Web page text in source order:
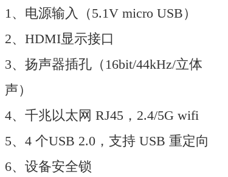
1、电源输入（5.1V micro USB）
2、HDMI显示接口
3、扬声器插孔（16bit/44kHz/立体
声）
4、千兆以太网 RJ45，2.4/5G wifi
5、4 个USB 2.0，支持 USB 重定向
6、设备安全锁